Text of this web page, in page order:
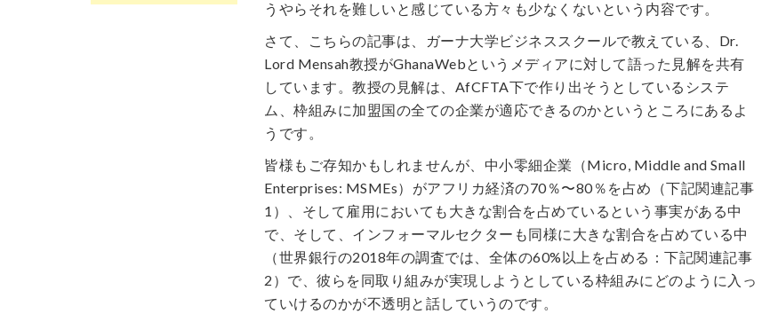
うやらそれを難しいと感じている方々も少なくないという内容です。
さて、こちらの記事は、ガーナ大学ビジネススクールで教えている、Dr.
Lord Mensah教授がGhanaWebというメディアに対して語った見解を共有
しています。教授の見解は、AfCFTA下で作り出そうとしているシステ
ム、枠組みに加盟国の全ての企業が適応できるのかというところにあるよ
うです。
皆様もご存知かもしれませんが、中小零細企業（Micro, Middle and Small
Enterprises: MSMEs）がアフリカ経済の70％〜80％を占め（下記関連記事
1）、そして雇用においても大きな割合を占めているという事実がある中
で、そして、インフォーマルセクターも同様に大きな割合を占めている中
（世界銀行の2018年の調査では、全体の60%以上を占める：下記関連記事
2）で、彼らを同取り組みが実現しようとしている枠組みにどのように入っ
ていけるのかが不透明と話していうのです。